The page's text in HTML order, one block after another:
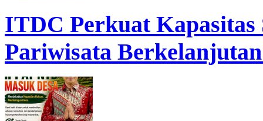
ITDC Perkuat
Pariwisata